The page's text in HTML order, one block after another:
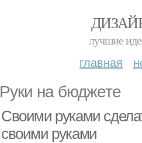
лучшие
главная
Руки на бюджете
Своими руками
своими руками